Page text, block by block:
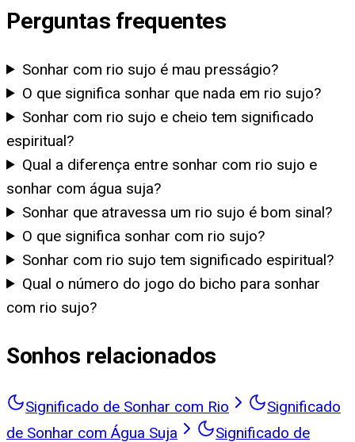
Perguntas frequentes
Sonhar com rio sujo é mau presságio?
O que significa sonhar que nada em rio sujo?
Sonhar com rio sujo e cheio tem significado
espiritual?
Qual a diferença entre sonhar com rio sujo e
sonhar com água suja?
Sonhar que atravessa um rio sujo é bom sinal?
O que significa sonhar com rio sujo?
Sonhar com rio sujo tem significado espiritual?
Qual o número do jogo do bicho para sonhar
com rio sujo?
Sonhos relacionados
Significado de Sonhar com Rio
Significado
de Sonhar com Água Suja
Significado de